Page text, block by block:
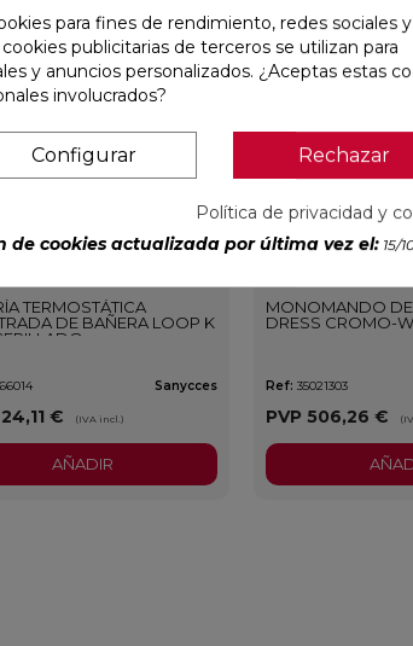
TERMOSTÁTICA
DE BAÑERA LOOP K
Sanycces
€ (IVA incl.)
favorite
AÑADIR
MONOMANDO
DRESS CROMO-
Ref: 35021303
PVP 506,26 €
para fines de rendimiento, redes sociales y
publicitarias de terceros se utilizan para
y anuncios personalizados. ¿Aceptas estas
involucrados?
Configurar Rechazar
Política de privacidad y
de cookies actualizada por última vez el: 15/